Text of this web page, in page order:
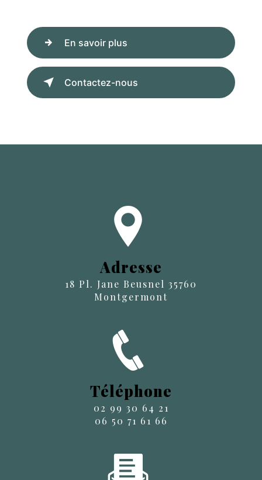
En savoir plus
Contactez-nous
Adresse
18 Pl. Jane Beusnel 35760
Montgermont
Téléphone
02 99 30 64 21
06 50 71 61 66